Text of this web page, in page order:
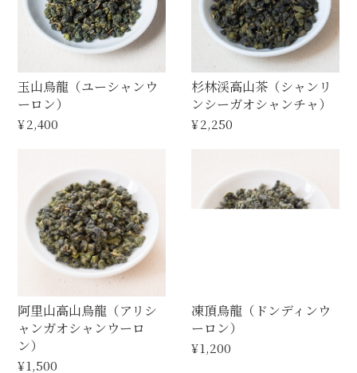
お問合せ
玉山烏龍（ユーシャンウ
ーロン）
¥2,400
杉林渓高山茶（シャンリ
ンシーガオシャンチャ）
¥2,250
阿里山高山烏龍（アリシ
ャンガオシャンウーロ
ン）
¥1,500
凍頂烏龍（ドンディンウ
ーロン）
¥1,200